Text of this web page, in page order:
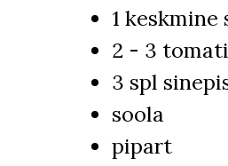
1
2 - 3
3 spl
soola
pipart